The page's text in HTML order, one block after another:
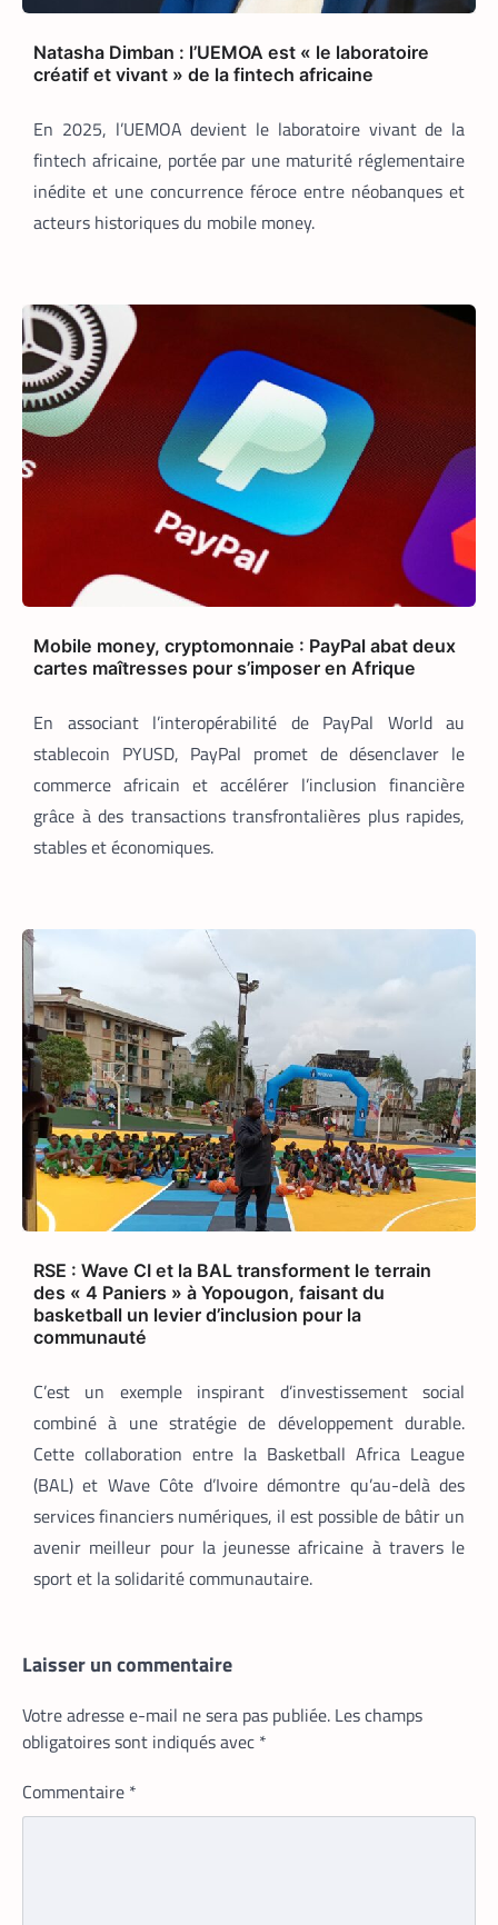
Natasha Dimban : l’UEMOA est « le laboratoire
créatif et vivant » de la fintech africaine
En 2025, l’UEMOA devient le laboratoire vivant de la
fintech africaine, portée par une maturité réglementaire
inédite et une concurrence féroce entre néobanques et
acteurs historiques du mobile money.
Mobile money, cryptomonnaie : PayPal abat deux
cartes maîtresses pour s’imposer en Afrique
En associant l’interopérabilité de PayPal World au
stablecoin PYUSD, PayPal promet de désenclaver le
commerce africain et accélérer l’inclusion financière
grâce à des transactions transfrontalières plus rapides,
stables et économiques.
RSE : Wave CI et la BAL transforment le terrain
des « 4 Paniers » à Yopougon, faisant du
basketball un levier d’inclusion pour la
communauté
C’est un exemple inspirant d’investissement social
combiné à une stratégie de développement durable.
Cette collaboration entre la Basketball Africa League
(BAL) et Wave Côte d’Ivoire démontre qu’au-delà des
services financiers numériques, il est possible de bâtir un
avenir meilleur pour la jeunesse africaine à travers le
sport et la solidarité communautaire.
Laisser un commentaire
Votre adresse e-mail ne sera pas publiée. Les champs
obligatoires sont indiqués avec *
Commentaire *
pour un retour sur investissement
triennal
Un leader mondial des infrastructures
numériques annonce la réduction de 70
% de la consommation d’énergie de
refroidissement dans un data center à
Madrid.
À près de 70 ans, le doyen des coursiers-
l’un des meilleurs
La Rédaction 14 mai 2026
Il n’a pas l’âge de s’arrêter. La
soixantaine revolue, M. Pani Gnaba
Cauleve Delpech est sans doute le doyen
des coursiers-partenaires de Yango
Pro développée spécifiquement pour les
coursiers, et attend que son téléphone
sonne. La suite est une question de
technologie et d’endurance.
APPLICATION
TECH AFRIQUE
Prosuma et Yango Food : un partenariat
qui impacte le marché du travail ivoirien
La Rédaction 10 mai 2026
Le partenariat entre Prosuma et Yango
Food promet de transformer le
commerce ivoirien en stimulant l’emploi
logistique moderne et inclusive.